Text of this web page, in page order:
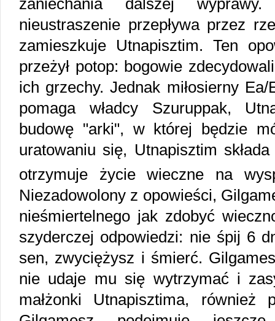
zaniechania dalszej
nieustraszenie przepływa przez
zamieszkuje Utnapisztim. Ten
przeżył potop: bogowie
ich grzechy. Jednak miłosierny
pomaga władcy Szuruppak,
budowę "arki", w której będzie
uratowaniu się, Utnapisztim
otrzymuje życie wieczne na
Niezadowolony z opowieści,
nieśmiertelnego jak zdobyć
szyderczej odpowiedzi: nie śpij 6
sen, zwyciężysz i śmierć.
nie udaje mu się wytrzymać i
małżonki Utnapisztima, również